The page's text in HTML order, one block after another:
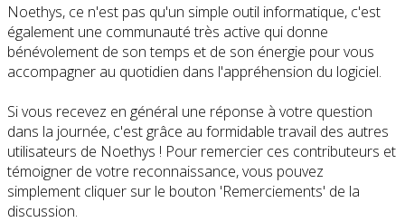
Noethys, ce n'est pas qu'un simple outil informatique, c'est
également une communauté très active qui donne
bénévolement de son temps et de son énergie pour vous
accompagner au quotidien dans l'appréhension du logiciel.
Si vous recevez en général une réponse à votre question
dans la journée, c'est grâce au formidable travail des autres
utilisateurs de Noethys ! Pour remercier ces contributeurs et
témoigner de votre reconnaissance, vous pouvez
simplement cliquer sur le bouton 'Remerciements' de la
discussion.